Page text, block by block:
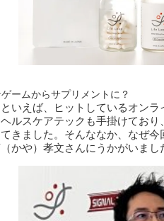
ームからサプリメントに？
いえば、ヒットしているオン
ルスケアテックも手掛けてお
きました。そんななか、なぜ
かや）孝文さんにうかがいまし